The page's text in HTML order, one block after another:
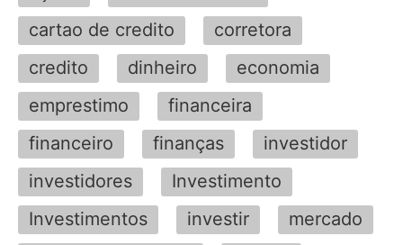
cartao de credito
corretora
credito
dinheiro
economia
emprestimo
financeira
financeiro
finanças
investidor
investidores
Investimento
Investimentos
investir
mercado